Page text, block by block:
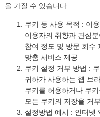
을 가질 수 있습니다.
쿠키 등 사용 목적 : 이
이용자의 취향과 관심
참여 정도 및 방문 회수
맞춤 서비스 제공
쿠키 설정 거부 방법 :
귀하가 사용하는 웹 브
쿠키를 허용하거나 쿠
모든 쿠키의 저장을 거
설정방법 예시 : 인터